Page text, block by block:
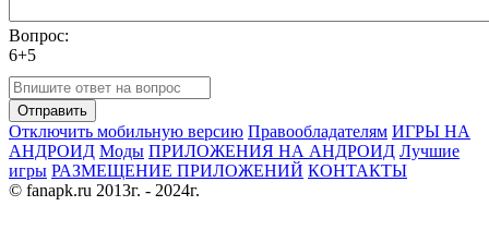
Вопрос:
6+5
Отправить
Отключить мобильную версию Правообладателям ИГРЫ НА
АНДРОИД Моды ПРИЛОЖЕНИЯ НА АНДРОИД Лучшие
игры РАЗМЕЩЕНИЕ ПРИЛОЖЕНИЙ КОНТАКТЫ
© fanapk.ru 2013г. - 2024г.